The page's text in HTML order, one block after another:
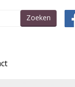
Zoeken